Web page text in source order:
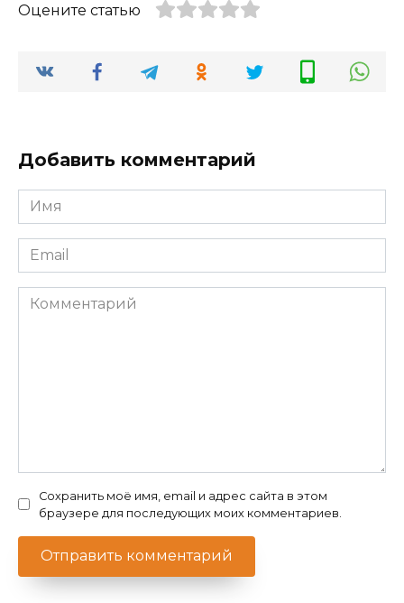
Оцените статью
Добавить комментарий
Имя
*
Email
*
Комментарий
Сохранить моё имя, email и адрес сайта в этом
браузере для последующих моих комментариев.